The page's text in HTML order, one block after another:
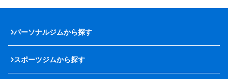
パーソナルジムから探す
スポーツジムから探す